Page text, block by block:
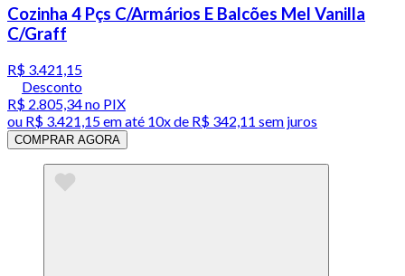
Cozinha 4 Pçs C/Armários E Balcões Mel Vanilla
C/Graff
R$ 3.421,15
Desconto
R$ 2.805,34no PIX
ou R$ 3.421,15em até 10x de R$ 342,11 sem juros
COMPRAR AGORA